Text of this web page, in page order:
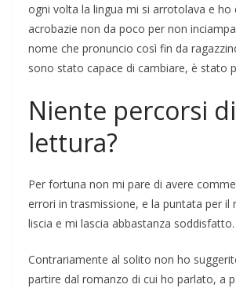
ogni volta la lingua mi si arrotolava e ho
acrobazie non da poco per non
nome che pronuncio così fin da
sono stato capace di cambiare, è stato
Niente percorsi di
lettura?
Per fortuna non mi pare di avere
errori in trasmissione, e la puntata per il
liscia e mi lascia abbastanza soddisfatto.
Contrariamente al solito non ho
partire dal romanzo di cui ho parlato, a